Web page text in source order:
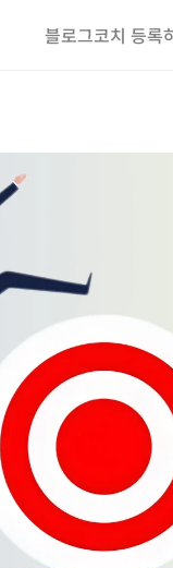
블로그코치 등록